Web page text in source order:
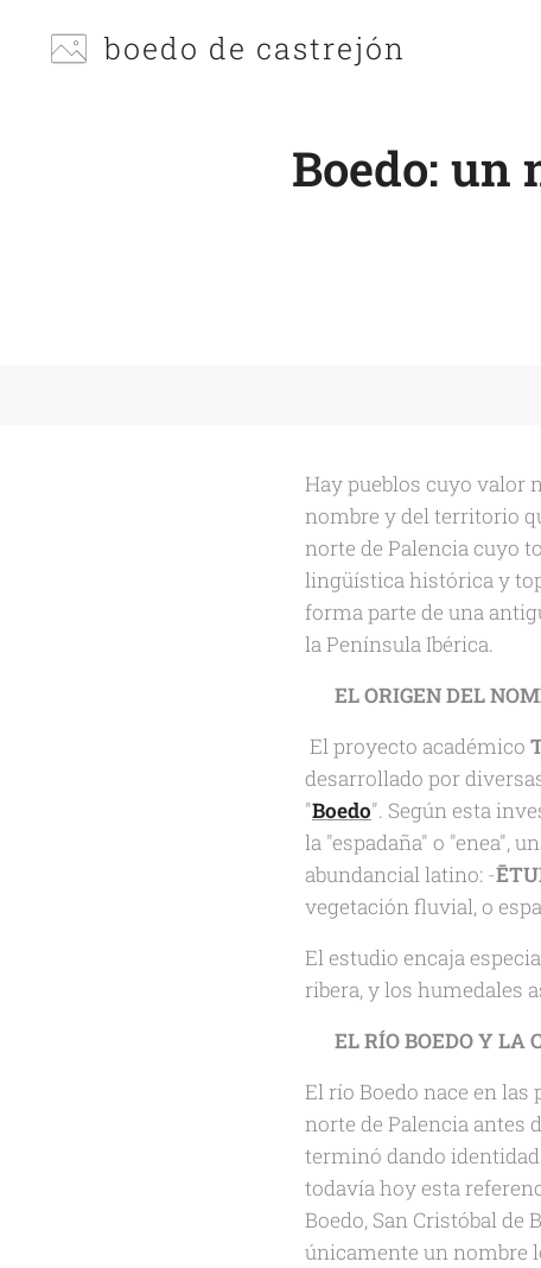
boedo de castrejón
Boedo: un
Hay pueblos cuyo valor
nombre y del territorio
norte de Palencia cuyo
lingüística histórica y
forma parte de una
la Península Ibérica.
EL ORIGEN DEL
El proyecto académico
desarrollado por
"Boedo". Según esta
la "espadaña" o "enea",
abundancial latino: -
vegetación fluvial, o
El estudio encaja
ribera, y los humedales
EL RÍO BOEDO Y LA
El río Boedo nace en
norte de Palencia antes
terminó dando
todavía hoy esta
Boedo, San Cristóbal de
únicamente un nombre